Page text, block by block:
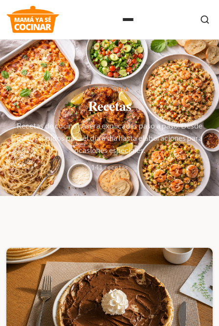
CATEGORÍA
Recetas
Recetas de cocina casera explicadas paso a paso. Desde
platos rápidos para el día a día hasta elaboraciones para
ocasiones especiales.
141 recetas